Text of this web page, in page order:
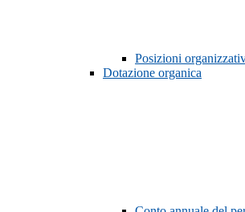
Posizioni
Dotazione organica